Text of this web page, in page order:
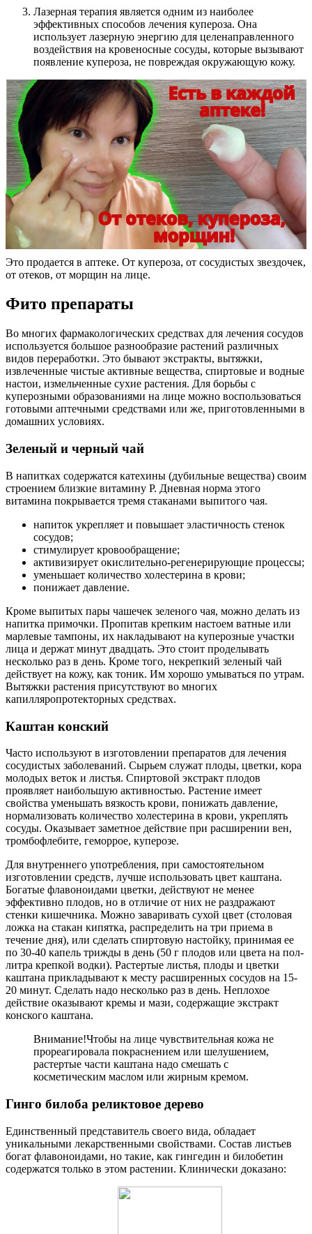
Лазерная терапия является одним из наиболее
эффективных способов лечения купероза. Она
использует лазерную энергию для целенаправленного
воздействия на кровеносные сосуды, которые вызывают
появление купероза, не повреждая окружающую кожу.
Это продается в аптеке. От купероза, от сосудистых звездочек,
от отеков, от морщин на лице.
Фито препараты
Во многих фармакологических средствах для лечения сосудов
используется большое разнообразие растений различных
видов переработки. Это бывают экстракты, вытяжки,
извлеченные чистые активные вещества, спиртовые и водные
настои, измельченные сухие растения. Для борьбы с
куперозными образованиями на лице можно воспользоваться
готовыми аптечными средствами или же, приготовленными в
домашних условиях.
Зеленый и черный чай
В напитках содержатся катехины (дубильные вещества) своим
строением близкие витамину Р. Дневная норма этого
витамина покрывается тремя стаканами выпитого чая.
напиток укрепляет и повышает эластичность стенок
сосудов;
стимулирует кровообращение;
активизирует окислительно-регенерирующие процессы;
уменьшает количество холестерина в крови;
понижает давление.
Кроме выпитых пары чашечек зеленого чая, можно делать из
напитка примочки. Пропитав крепким настоем ватные или
марлевые тампоны, их накладывают на куперозные участки
лица и держат минут двадцать. Это стоит проделывать
несколько раз в день. Кроме того, некрепкий зеленый чай
действует на кожу, как тоник. Им хорошо умываться по утрам.
Вытяжки растения присутствуют во многих
капилляропротекторных средствах.
Каштан конский
Часто используют в изготовлении препаратов для лечения
сосудистых заболеваний. Сырьем служат плоды, цветки, кора
молодых веток и листья. Спиртовой экстракт плодов
проявляет наибольшую активностью. Растение имеет
свойства уменьшать вязкость крови, понижать давление,
нормализовать количество холестерина в крови, укреплять
сосуды. Оказывает заметное действие при расширении вен,
тромбофлебите, геморрое, куперозе.
Для внутреннего употребления, при самостоятельном
изготовлении средств, лучше использовать цвет каштана.
Богатые флавоноидами цветки, действуют не менее
эффективно плодов, но в отличие от них не раздражают
стенки кишечника. Можно заваривать сухой цвет (столовая
ложка на стакан кипятка, распределить на три приема в
течение дня), или сделать спиртовую настойку, принимая ее
по 30-40 капель трижды в день (50 г плодов или цвета на пол-
литра крепкой водки). Растертые листья, плоды и цветки
каштана прикладывают к месту расширенных сосудов на 15-
20 минут. Сделать надо несколько раз в день. Неплохое
действие оказывают кремы и мази, содержащие экстракт
конского каштана.
Внимание!Чтобы на лице чувствительная кожа не
прореагировала покраснением или шелушением,
растертые части каштана надо смешать с
косметическим маслом или жирным кремом.
Гинго билоба реликтовое дерево
Единственный представитель своего вида, обладает
уникальными лекарственными свойствами. Состав листьев
богат флавоноидами, но такие, как гингедин и билобетин
содержатся только в этом растении. Клинически доказано: